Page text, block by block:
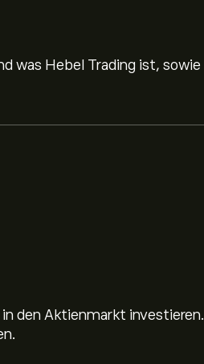
was Hebel Trading ist, sowie
den Aktienmarkt investieren.